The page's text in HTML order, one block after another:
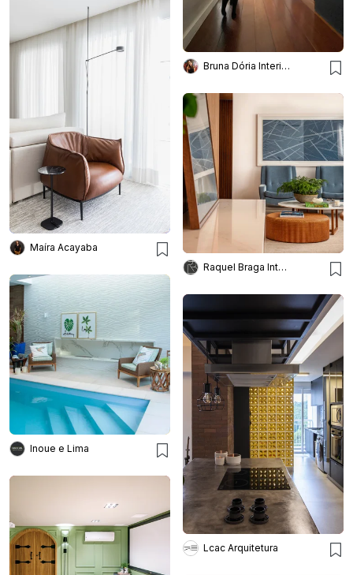
Bruna Dória Interiores
Maíra Acayaba
Raquel Braga Interiores
Inoue e Lima
Lcac Arquitetura